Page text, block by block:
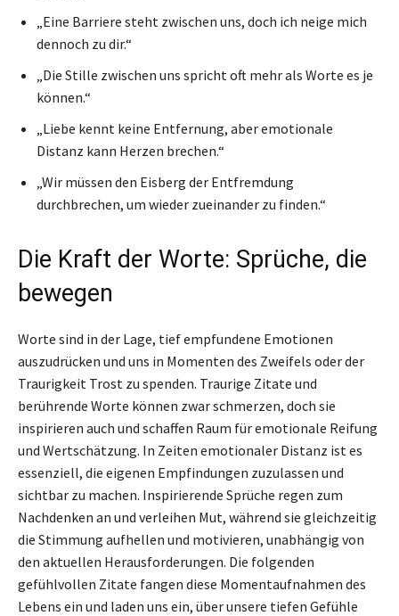
„Eine Barriere steht zwischen uns, doch ich neige mich
dennoch zu dir.“
„Die Stille zwischen uns spricht oft mehr als Worte es je
können.“
„Liebe kennt keine Entfernung, aber emotionale
Distanz kann Herzen brechen.“
„Wir müssen den Eisberg der Entfremdung
durchbrechen, um wieder zueinander zu finden.“
Die Kraft der Worte: Sprüche, die
bewegen
Worte sind in der Lage, tief empfundene Emotionen
auszudrücken und uns in Momenten des Zweifels oder der
Traurigkeit Trost zu spenden. Traurige Zitate und
berührende Worte können zwar schmerzen, doch sie
inspirieren auch und schaffen Raum für emotionale Reifung
und Wertschätzung. In Zeiten emotionaler Distanz ist es
essenziell, die eigenen Empfindungen zuzulassen und
sichtbar zu machen. Inspirierende Sprüche regen zum
Nachdenken an und verleihen Mut, während sie gleichzeitig
die Stimmung aufhellen und motivieren, unabhängig von
den aktuellen Herausforderungen. Die folgenden
gefühlvollen Zitate fangen diese Momentaufnahmen des
Lebens ein und laden uns ein, über unsere tiefen Gefühle